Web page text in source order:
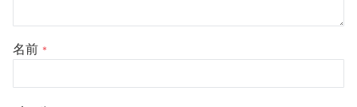
名前 *